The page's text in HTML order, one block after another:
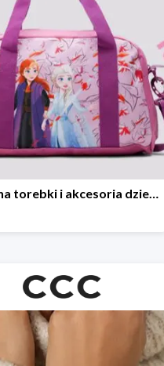
-20% na torebki i akcesoria dziecięce